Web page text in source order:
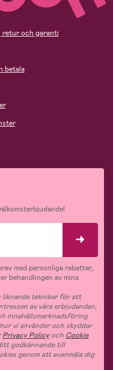
och garanti
betala
med personliga rabatter,
behandlingen av mina
liknande tekniker för att
av våra erbjudanden,
innehållsmarknadsföring
vi använder och skyddar
Privacy Policyoch Cookie
godkännande till
genom att avanmäla dig